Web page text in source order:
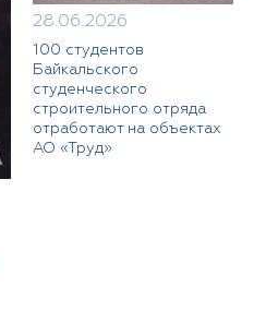
28.06.2026
100 студентов
Байкальского
студенческого
строительного отряда
отработают на объектах
АО «Труд»